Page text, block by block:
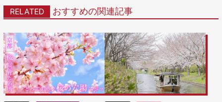
RELATED おすすめの関連記事